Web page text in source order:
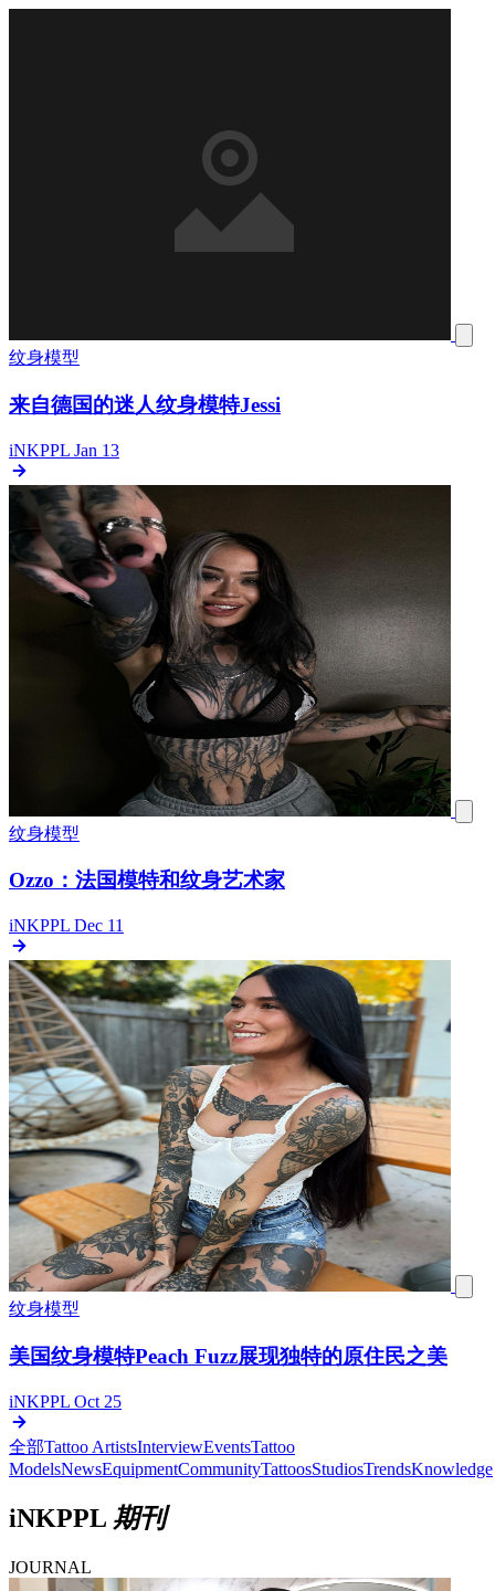
纹身模型
来自德国的迷人纹身模特Jessi
iNKPPL Jan 13
纹身模型
Ozzo：法国模特和纹身艺术家
iNKPPL Dec 11
纹身模型
美国纹身模特Peach Fuzz展现独特的原住民之美
iNKPPL Oct 25
全部Tattoo ArtistsInterviewEventsTattoo
ModelsNewsEquipmentCommunityTattoosStudiosTrendsKnowledge
iNKPPL 期刊
JOURNAL